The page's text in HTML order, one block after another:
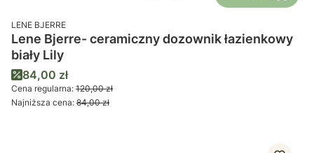
PRODUCENT
LENE BJERRE
Lene Bjerre- ceramiczny dozownik łazienkowy
biały Lily
Cena promocyjna
84,00 zł
Cena regularna: 120,00 zł
Najniższa cena: 84,00 zł